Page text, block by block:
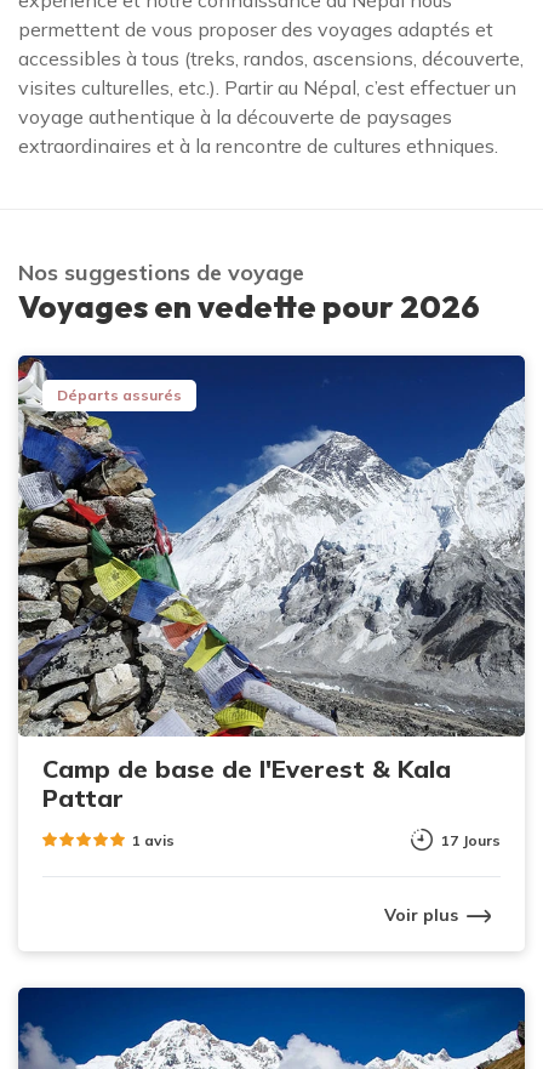
permettent de vous proposer des voyages adaptés et
accessibles à tous (treks, randos, ascensions, découverte,
visites culturelles, etc.). Partir au Népal, c’est effectuer un
voyage authentique à la découverte de paysages
extraordinaires et à la rencontre de cultures ethniques.
Nos suggestions de voyage
Voyages en vedette pour 2026
Départs assurés
Camp de base de l'Everest & Kala
Pattar
1 avis 17 Jours
Voir plus